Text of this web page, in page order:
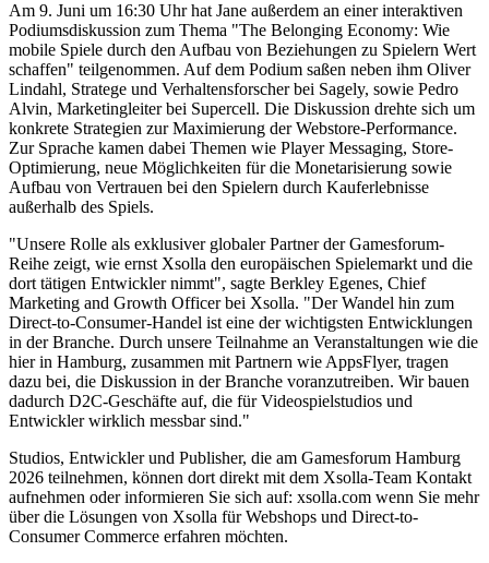
Am 9. Juni um 16:30 Uhr hat Jane außerdem an einer interaktiven
Podiumsdiskussion zum Thema "The Belonging Economy: Wie
mobile Spiele durch den Aufbau von Beziehungen zu Spielern Wert
schaffen" teilgenommen. Auf dem Podium saßen neben ihm Oliver
Lindahl, Stratege und Verhaltensforscher bei Sagely, sowie Pedro
Alvin, Marketingleiter bei Supercell. Die Diskussion drehte sich um
konkrete Strategien zur Maximierung der Webstore-Performance.
Zur Sprache kamen dabei Themen wie Player Messaging, Store-
Optimierung, neue Möglichkeiten für die Monetarisierung sowie
Aufbau von Vertrauen bei den Spielern durch Kauferlebnisse
außerhalb des Spiels.
"Unsere Rolle als exklusiver globaler Partner der Gamesforum-
Reihe zeigt, wie ernst Xsolla den europäischen Spielemarkt und die
dort tätigen Entwickler nimmt", sagte Berkley Egenes, Chief
Marketing and Growth Officer bei Xsolla. "Der Wandel hin zum
Direct-to-Consumer-Handel ist eine der wichtigsten Entwicklungen
in der Branche. Durch unsere Teilnahme an Veranstaltungen wie die
hier in Hamburg, zusammen mit Partnern wie AppsFlyer, tragen
dazu bei, die Diskussion in der Branche voranzutreiben. Wir bauen
dadurch D2C-Geschäfte auf, die für Videospielstudios und
Entwickler wirklich messbar sind."
Studios, Entwickler und Publisher, die am Gamesforum Hamburg
2026 teilnehmen, können dort direkt mit dem Xsolla-Team Kontakt
aufnehmen oder informieren Sie sich auf: xsolla.com wenn Sie mehr
über die Lösungen von Xsolla für Webshops und Direct-to-
Consumer Commerce erfahren möchten.